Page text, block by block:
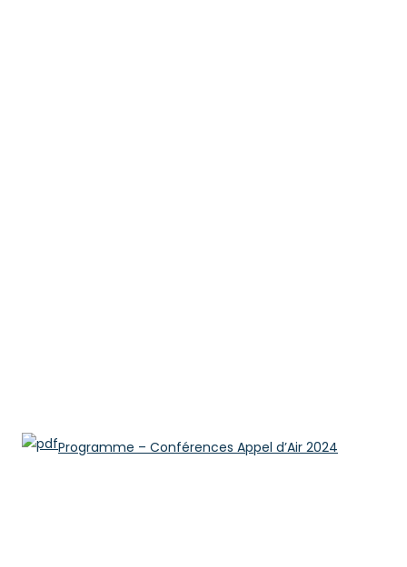
Programme – Conférences Appel d’Air 2024